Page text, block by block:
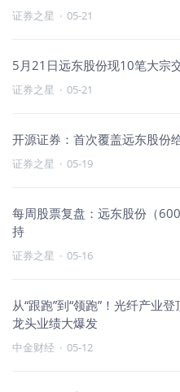
证券之星 · 05-21
5月21日远东股份现10笔大宗
证券之星 · 05-21
开源证券：首次覆盖远东股份
证券之星 · 05-19
每周股票复盘：远东股份（
持
证券之星 · 05-16
从“跟跑”到“领跑”！光纤产业
龙头业绩大爆发
中金财经 · 05-12